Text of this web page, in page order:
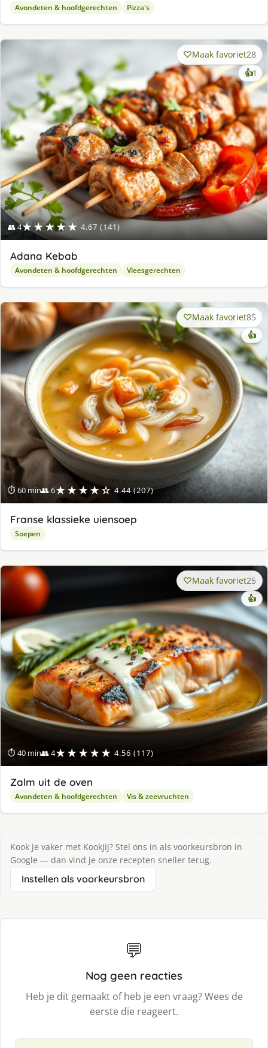
Avondeten & hoofdgerechten Pizza's
👥 4★★★★★ 4.67 (141)
Maak favoriet28
👍1
Adana Kebab
Avondeten & hoofdgerechten Vleesgerechten
⏱ 60 min👥 6★★★★☆ 4.44 (207)
Maak favoriet85
👍
Franse klassieke uiensoep
Soepen
⏱ 40 min👥 4★★★★★ 4.56 (117)
Maak favoriet25
👍
Zalm uit de oven
Avondeten & hoofdgerechten Vis & zeevruchten
Kook je vaker met KookJij? Stel ons in als voorkeursbron in
Google — dan vind je onze recepten sneller terug.
Instellen als voorkeursbron
💬
Nog geen reacties
Heb je dit gemaakt of heb je een vraag? Wees de
eerste die reageert.